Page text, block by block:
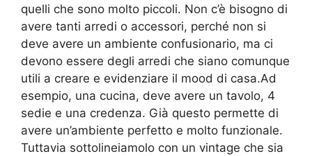
quelli che sono molto piccoli. Non c’è bisogno di
avere tanti arredi o accessori, perché non si
deve avere un ambiente confusionario, ma ci
devono essere degli arredi che siano comunque
utili a creare e evidenziare il mood di casa.Ad
esempio, una cucina, deve avere un tavolo, 4
sedie e una credenza. Già questo permette di
avere un’ambiente perfetto e molto funzionale.
Tuttavia sottolineiamolo con un vintage che sia